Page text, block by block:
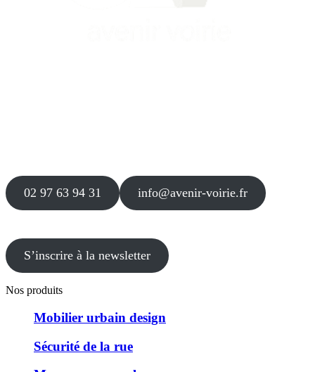
02 97 63 94 31 info@avenir-voirie.fr
S’inscrire à la newsletter
Nos produits
Mobilier urbain design
Sécurité de la rue